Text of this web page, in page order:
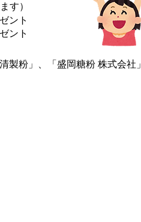
す）
ント
ント
製粉」、「盛岡糖粉 株式会社」